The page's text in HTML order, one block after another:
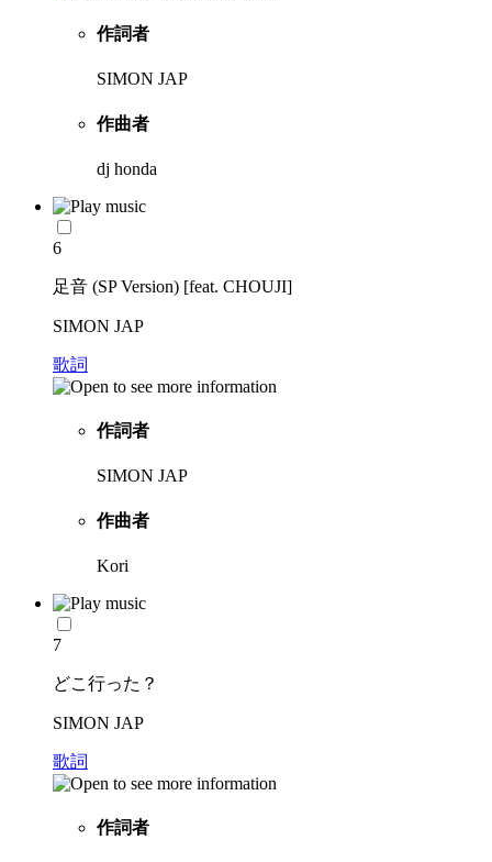
作詞者
SIMON JAP
作曲者
dj honda
6
足音 (SP Version) [feat. CHOUJI]
SIMON JAP
歌詞
作詞者
SIMON JAP
作曲者
Kori
7
どこ行った？
SIMON JAP
歌詞
作詞者